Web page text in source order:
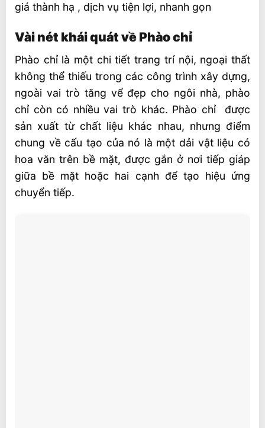
giá thành hạ , dịch vụ tiện lợi, nhanh gọn
Vài nét khái quát về Phào chỉ
Phào chỉ là một chi tiết trang trí nội, ngoại thất
không thể thiếu trong các công trình xây dựng,
ngoài vai trò tăng vể đẹp cho ngôi nhà, phào
chỉ còn có nhiều vai trò khác. Phào chỉ được
sản xuất từ chất liệu khác nhau, nhưng điểm
chung về cấu tạo của nó là một dải vật liệu có
hoa văn trên bề mặt, được gắn ở nơi tiếp giáp
giữa bề mặt hoặc hai cạnh để tạo hiệu ứng
chuyển tiếp.